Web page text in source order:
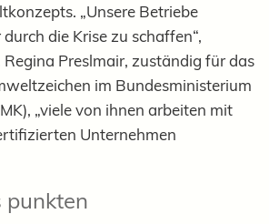
„Unsere Betriebe
die Krise zu schaffen“,
Preslmair, zuständig für das
im Bundesministerium
„viele von ihnen arbeiten mit
Unternehmen
punkten